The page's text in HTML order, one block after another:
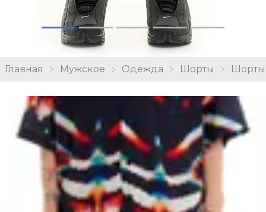
Главная Мужское Одежда Шорты Шорты